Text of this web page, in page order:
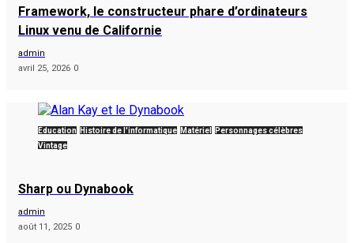
Framework, le constructeur phare d’ordinateurs
Linux venu de Californie
admin
avril 25, 2026 0
Éducation Histoire de l'informatique Matériel
Personnages célèbres
Vintage
Sharp ou Dynabook
admin
août 11, 2025 0